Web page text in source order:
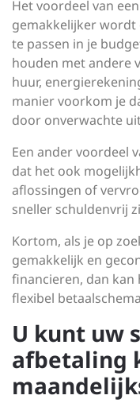
Het voordeel van
gemakkelijker wordt
te passen in je
houden met andere
huur,
manier voorkom je
door onverwachte
Een ander voordeel
dat het ook
aflossingen of
sneller schuldenvrij
Kortom, als je op
gemakkelijk en
financieren, dan kan
flexibel
U kunt uw
afbetaling